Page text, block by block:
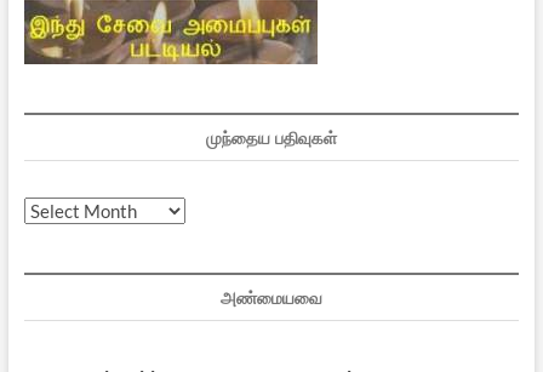
முந்தைய பதிவுகள்
முந்தைய
அண்மையவை